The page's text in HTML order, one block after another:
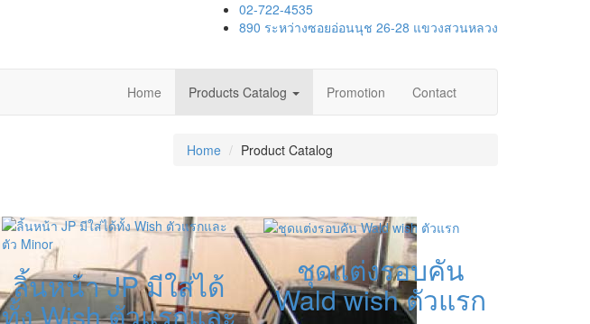
02-722-4535
890 ระหว่างซอยอ่อนนุช 26-28 แขวงสวนหลวง
Home Products Catalog Promotion Contact
Home Product Catalog
ลิ้นหน้า JP มีใส่ได้
ทั้ง Wish ตัวแรกและ
ชุดแต่งรอบคัน
Wald wish ตัวแรก